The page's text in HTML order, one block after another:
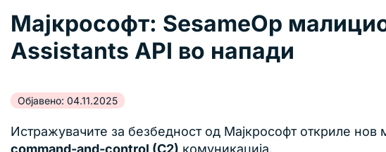
Мајкрософт: SesameOp
Assistants API во напади
Објавено: 04.11.2025
Истражувачите за безбедност од Мајкрософт откриле нов
command-and-control (C2) комуникација.